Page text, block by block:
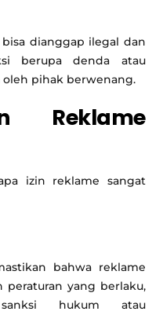
dianggap ilegal dan
berupa denda atau
pihak berwenang.
Reklame
izin reklame sangat
bahwa reklame
peraturan yang berlaku,
hukum atau